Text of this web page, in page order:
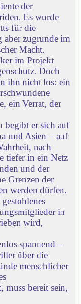
der
Es wurde
für die
aber zugrunde im
Macht.
im Projekt
Doch
ihn nicht los: ein
ein Verrat, der
begibt er sich auf
und Asien – auf
nach
tiefer in ein Netz
und der
Grenzen der
werden dürfen.
in
wird,
spannend –
über die
menschlicher
muss bereit sein,